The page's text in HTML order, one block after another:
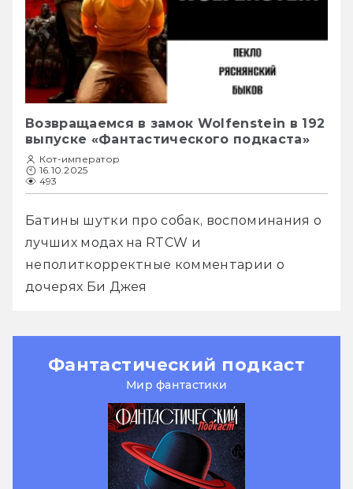
Возвращаемся в замок Wolfenstein в 192
выпуске «Фантастического подкаста»
Кот-император
16.10.2025
493
Батины шутки про собак, воспоминания о
лучших модах на RTCW и
неполиткорректные комментарии о
дочерях Би Джея
Фантастический подкаст
Мир фантастики